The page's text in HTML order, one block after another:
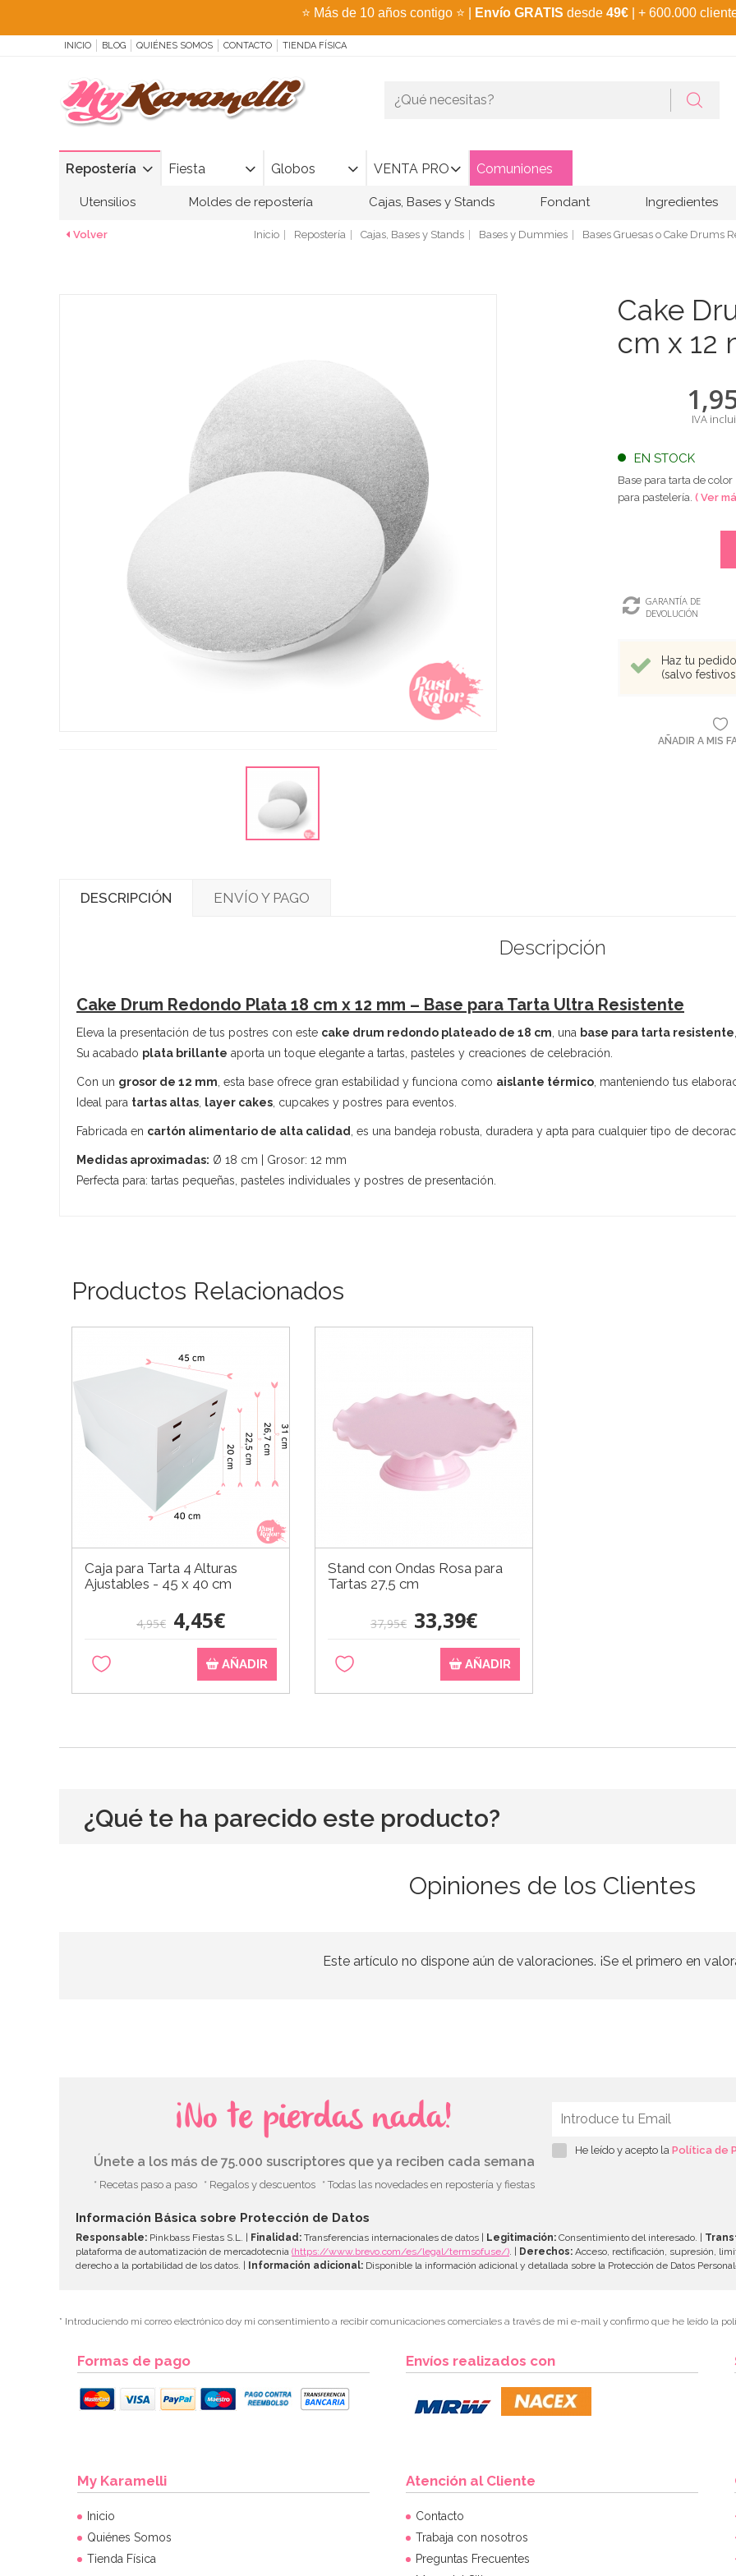
⭐ Más de 10 años contigo ⭐ Envío GRATIS desde 49€ | + 600.000
INICIO BLOG QUIÉNES SOMOS CONTACTO TIENDA FÍSICA
Repostería Fiesta Globos VENTA PRO Comuniones
Utensilios Moldes de repostería Cajas, Bases y Stands Fondant Ingredientes
Volver Inicio Repostería Cajas, Bases y Stands Bases y Dummies Bases Gruesas o Cake Drums
Cake
cm x 12
IVA
EN STOCK
Base para tarta de
para pastelería. ( Ver
GARANTÍA DE
DEVOLUCIÓN
Haz tu
(salvo
AÑADIR A MIS
DESCRIPCIÓN ENVÍO Y PAGO
Descripción
Cake Drum Redondo Plata 18 cm x 12 mm – Base para Tarta Ultra Resistente
Eleva la presentación de tus postres con este cake drum redondo plateado de 18 cm , una base para tarta resistente
Su acabado plata brillante aporta un toque elegante a tartas, pasteles y creaciones de celebración.
Con un grosor de 12 mm , esta base ofrece gran estabilidad y funciona como aislante térmico , manteniendo tus
Ideal para tartas altas layer cakes , cupcakes y postres para eventos.
Fabricada en cartón alimentario de alta calidad , es una bandeja robusta, duradera y apta para cualquier tipo de
Medidas aproximadas: Ø 18 cm | Grosor: 12 mm
Perfecta para: tartas pequeñas, pasteles individuales y postres de presentación.
Productos Relacionados
Caja para Tarta 4 Alturas
Ajustables - 45 x 40 cm
4,95€ 4,45€
AÑADIR
Stand con Ondas Rosa para
Tartas 27,5 cm
37,95€ 33,39€
AÑADIR
¿Qué te ha parecido este producto?
Opiniones de los Clientes
Este artículo no dispone aún de valoraciones. ¡Se el primero en
¡No te pierdas nada!
Únete a los más de 75.000 suscriptores que ya reciben cada semana
* Recetas paso a paso * Regalos y descuentos * Todas las novedades en repostería y fiestas
He leído y acepto la Política de
Información Básica sobre Protección de Datos
Responsable: Pinkbass Fiestas S.L. | Finalidad: Transferencias internacionales de datos | Legitimación: Consentimiento del interesado. |
plataforma de automatización de mercadotecnia (https://www.brevo.com/es/legal/termsofuse/) . | Derechos: Acceso, rectificación, supresión,
derecho a la portabilidad de los datos. | Información adicional: Disponible la información adicional y detallada sobre la Protección de Datos
* Introduciendo mi correo electrónico doy mi consentimiento a recibir comunicaciones comerciales a través de mi e-mail y confirmo que he leído la
Formas de pago Envíos realizados con
My Karamelli
Inicio
Quiénes Somos
Tienda Física
Atención al Cliente
Contacto
Trabaja con nosotros
Preguntas Frecuentes